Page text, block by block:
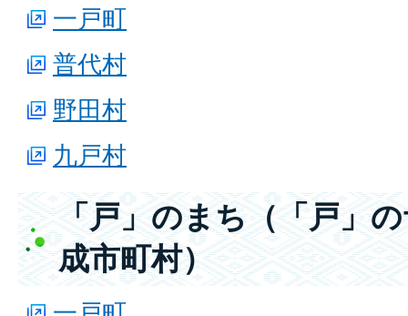
一戸町
普代村
野田村
九戸村
「戸」のまち（「戸」
成市町村）